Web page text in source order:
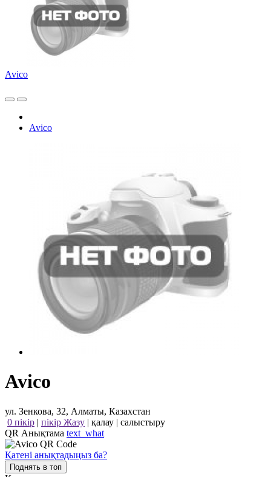
Avico
Avico
Avico
ул. Зенкова, 32, Алматы, Казахстан
0 пікір | пікір Жазу | қалау | салыстыру
QR Анықтама text_what
Қатені анықтадыңыз ба?
Поднять в топ